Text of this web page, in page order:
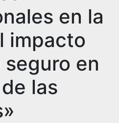
en la
impacto
en
las